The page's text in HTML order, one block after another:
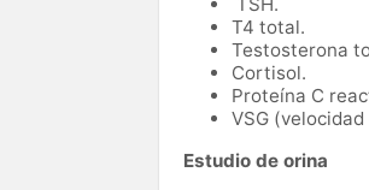
T4 total.
Testosterona
Cortisol.
Proteína C
VSG
Estudio de orina